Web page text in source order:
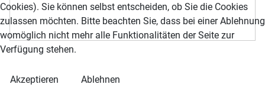
Cookies). Sie können selbst entscheiden, ob Sie die Cookies
zulassen möchten. Bitte beachten Sie, dass bei einer Ablehnung
womöglich nicht mehr alle Funktionalitäten der Seite zur
Verfügung stehen.
Akzeptieren
Ablehnen